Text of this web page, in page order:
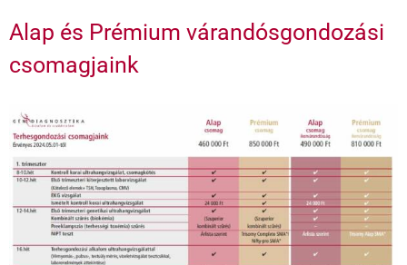
Alap és Prémium várandósgondozási
csomagjaink